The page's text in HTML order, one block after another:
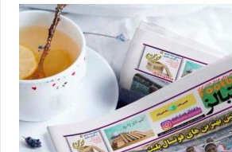
قرار بود سرمربی تیم هم با نظر او انتخاب شود
مقطع، سد راه فعالیت صانعی در تیم ملی شد
به کلی کناره‌گیری‌اش از فوتسال زنان را
با توجه به کیفیت فنی صانعی و درخواست
دوباره با او و نیاز فوتسال زنان ایران
فدراسیون فوتبالمی‌توانند رضایت او را
جلب کنند و در آستانه 3 تورنمنت مهم جام ملت‌های آسیا، رقابت‌های